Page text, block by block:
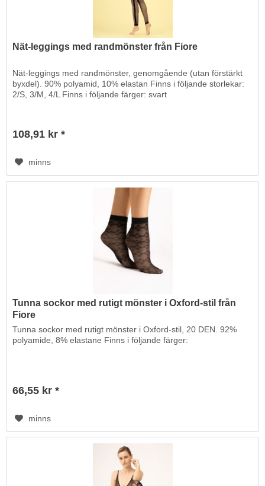
Nät-leggings med randmönster från Fiore
Nät-leggings med randmönster, genomgående (utan förstärkt
byxdel). 90% polyamid, 10% elastan Finns i följande storlekar:
2/S, 3/M, 4/L Finns i följande färger: svart
108,91 kr *
minns
Tunna sockor med rutigt mönster i Oxford-stil från
Fiore
Tunna sockor med rutigt mönster i Oxford-stil, 20 DEN. 92%
polyamide, 8% elastane Finns i följande färger:
66,55 kr *
minns